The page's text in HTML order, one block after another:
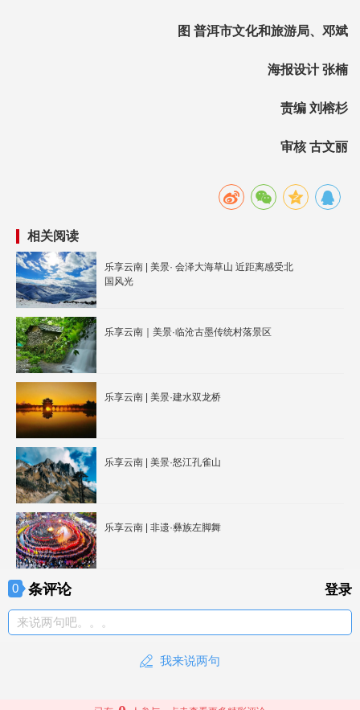
图 普洱市文化和旅游局、邓斌
海报设计 张楠
责编 刘榕杉
审核 古文丽
相关阅读
乐享云南 | 美景· 会泽大海草山 近距离感受北
国风光
乐享云南｜美景·临沧古墨传统村落景区
乐享云南 | 美景·建水双龙桥
乐享云南 | 美景·怒江孔雀山
乐享云南 | 非遗·彝族左脚舞
0 条评论 登录
来说两句吧。。。
我来说两句